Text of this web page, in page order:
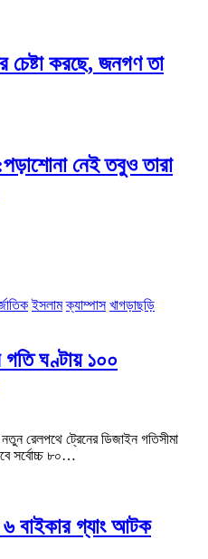
চেষ্টা করছে, জনগণ তা
নেই তবুও তারা
ইসলাম ক্যাম্পাস খাগড়াছড়ি
গতি ঘণ্টায় ১০০
নতুন রেলপথে ট্রেনের ডিজাইন গতিসীমা
সর্বোচ্চ ৮০…
৬ বাইকার গ্যাং আটক